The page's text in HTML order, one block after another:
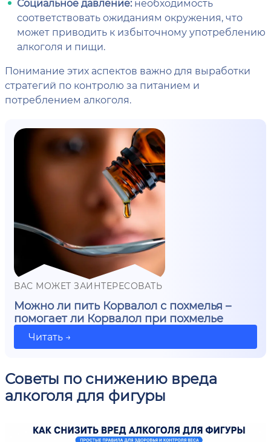
Социальное давление:необходимость
соответствовать ожиданиям окружения, что
может приводить к избыточному употреблению
алкоголя и пищи.
Понимание этих аспектов важно для выработки
стратегий по контролю за питанием и
потреблением алкоголя.
ВАС МОЖЕТ ЗАИНТЕРЕСОВАТЬ
Можно ли пить Корвалол с похмелья –
помогает ли Корвалол при похмелье
Читать →
Советы по снижению вреда
алкоголя для фигуры